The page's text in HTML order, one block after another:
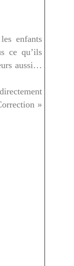
enfants
ce qu’ils
aussi…
»